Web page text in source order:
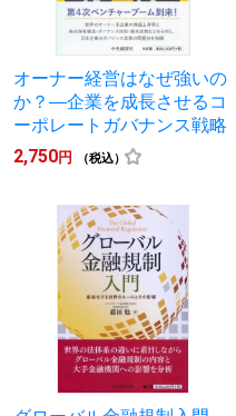
オーナー経営はなぜ強いの
か？―企業を成長させるコ
ーポレートガバナンス戦略
2,750円 （税込）